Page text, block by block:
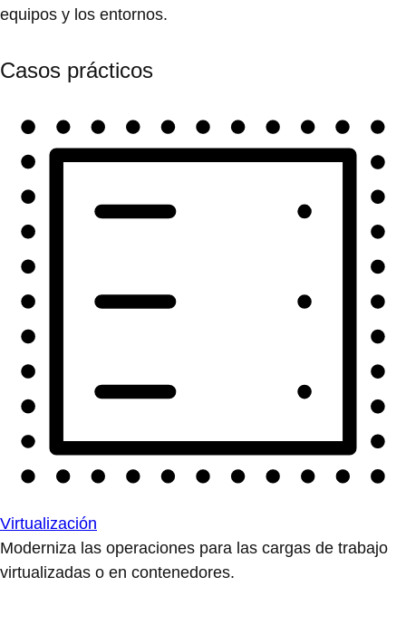
equipos y los entornos.
Casos prácticos
Virtualización
Moderniza las operaciones para las cargas de trabajo
virtualizadas o en contenedores.